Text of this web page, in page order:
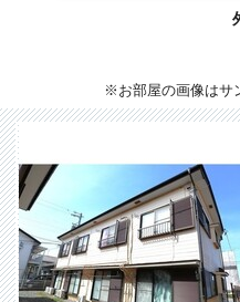
※お部屋の画像はサ